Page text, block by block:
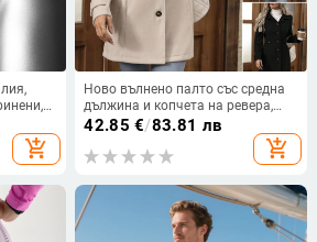
секси,
add_shopping_cart
Ново вълнено палто със средна
дължина и копчета на ревера,
Cross-Border, есен и зима 2025, с
42.85 €/83.81 лв
add_shopping_cart